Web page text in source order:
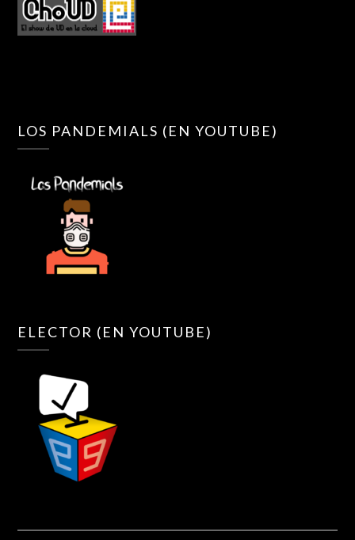
LOS PANDEMIALS (EN YOUTUBE)
ELECTOR (EN YOUTUBE)